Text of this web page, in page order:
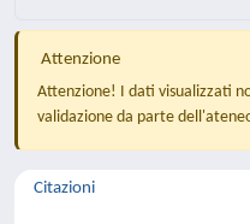
Attenzione
Attenzione! I dati visualizzati
validazione da parte
Citazioni